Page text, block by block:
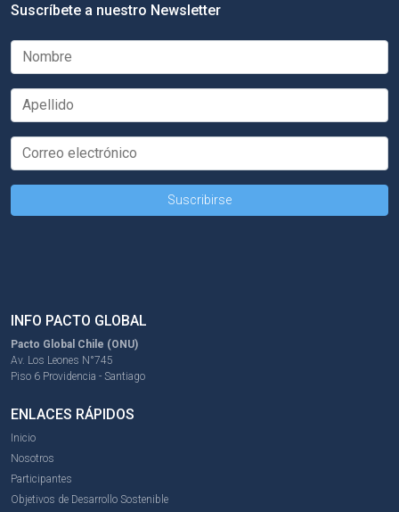
Suscríbete a nuestro Newsletter
INFO PACTO GLOBAL
Pacto Global Chile (ONU)
Av. Los Leones N°745
Piso 6 Providencia - Santiago
ENLACES RÁPIDOS
Inicio
Nosotros
Participantes
Objetivos de Desarrollo Sostenible